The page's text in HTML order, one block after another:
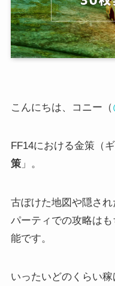
こんにちは、コニー（
FF14における金策（
策」。
古ぼけた地図や隠され
パーティでの攻略は
能です。
いったいどのくらい稼